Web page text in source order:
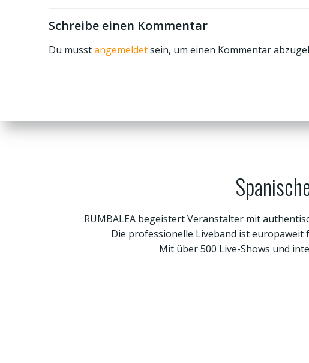
Schreibe einen Kommentar
Du musstangemeldetsein, um einen Kommentar
RUMBALEA begeistert Veranstalter mit
Die professionelle Liveband ist europaweit
Mit über 500 Live-Shows und